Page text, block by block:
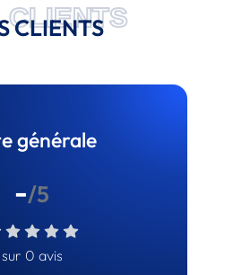
CLIENTS
CLIENTS
générale
-/5
sur 0 avis